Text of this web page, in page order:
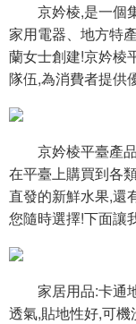
京妗棱,是一個集
家用電器、地方特
蘭女士創建!京妗棱
隊伍,為消費者提供
京妗棱平臺產品
在平臺上購買到各
直發的新鮮水果,還
您隨時選擇!下面讓
家居用品:卡通地
透氣,貼地性好,可